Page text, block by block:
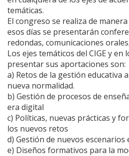
temáticas.
El congreso se realiza de
esos días se presentarán
redondas, comunicaciones
Los ejes temáticos del CIGE y en
presentar sus aportaciones son:
a) Retos de la gestión educativa
nueva normalidad.
b) Gestión de procesos de
era digital
c) Políticas, nuevas prácticas y
los nuevos retos
d) Gestión de nuevos escenarios
e) Diseños formativos para la